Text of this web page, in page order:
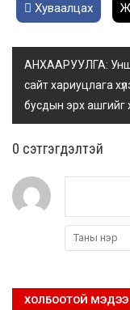
Хуваалцах
АНХААРУУЛГА:
сайт хариуцлага
бусдын эрх ашгийг
0 cэтгэгдэлтэй
ХОЛБООТОЙ МЭДЭЭ